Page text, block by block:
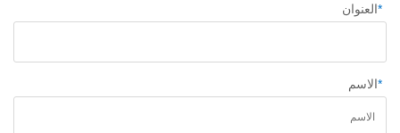
*العنوان
*الاسم